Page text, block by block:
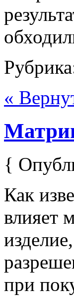
«
{
Как
влияет
при